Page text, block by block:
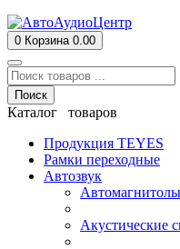
0 Корзина 0.00
Поиск
Каталог товаров
Продукция TEYES
Рамки переходные
Автозвук
Акустические